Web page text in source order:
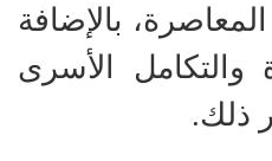
بالإضافة
والتكامل الأسرى
ذلك.